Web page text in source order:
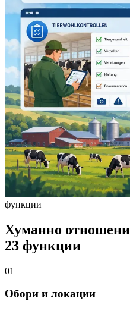
функции
Хуманно
23 функции
01
Обори и локации